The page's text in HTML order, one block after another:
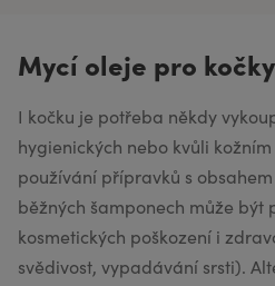
Mycí oleje pro kočky
I kočku je potřeba někdy
hygienických nebo kvůli
používání přípravků s
běžných šamponech může být
kosmetických poškození i
svědivost, vypadávání srsti).